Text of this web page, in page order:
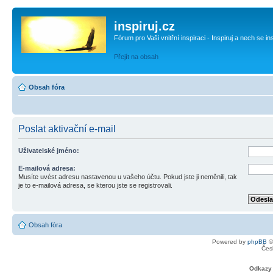
inspiruj.cz
Fórum pro Vaši vnitřní inspiraci - Inspiruj a nech se
Přejít na obsah
Obsah fóra
Poslat aktivační e-mail
Uživatelské jméno:
E-mailová adresa:
Musíte uvést adresu nastavenou u vašeho účtu. Pokud jste ji neměnili, tak
je to e-mailová adresa, se kterou jste se registrovali.
Obsah fóra
Powered by phpBB